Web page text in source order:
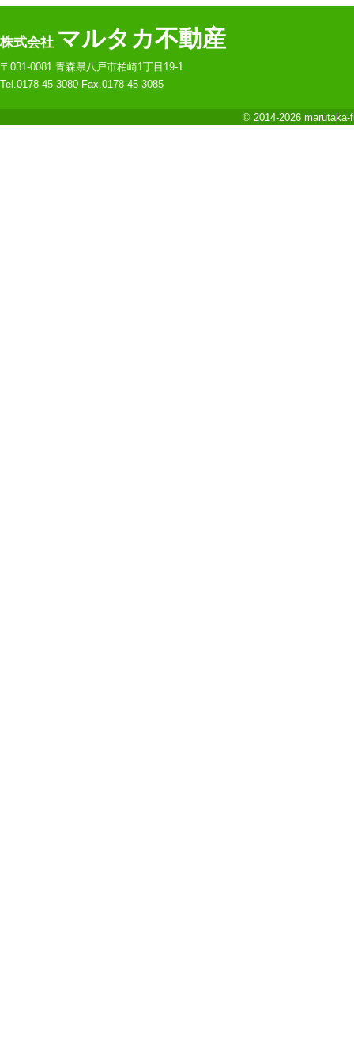
株式会社 マルタカ不動産
〒031-0081 青森県八戸市柏崎1丁目19-1
Tel.0178-45-3080 Fax.0178-45-3085
© 2014-2026 marutaka-